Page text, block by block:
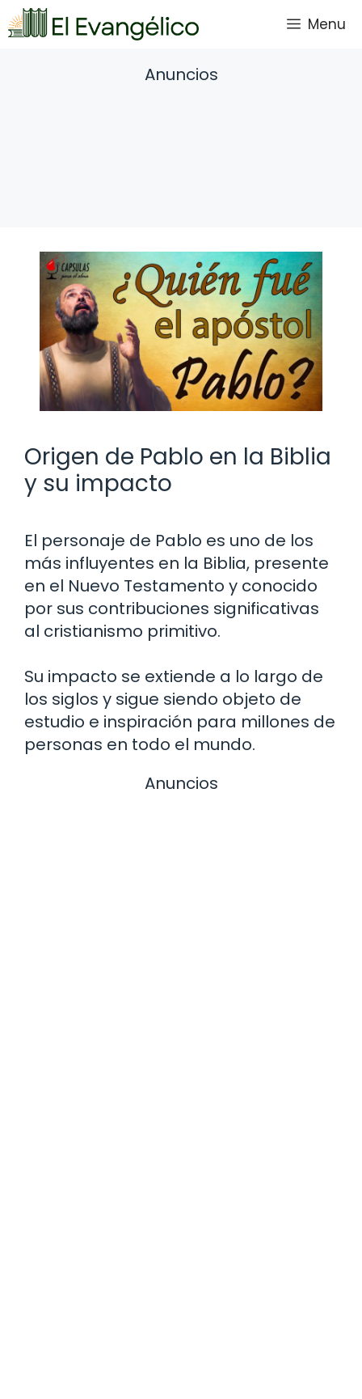
Saltar
al
Menu
Anuncios
Origen de Pablo en la Biblia
y su impacto
El personaje de Pablo es uno de los
más influyentes en la Biblia, presente
en el Nuevo Testamento y conocido
por sus contribuciones significativas
al cristianismo primitivo.
Su impacto se extiende a lo largo de
los siglos y sigue siendo objeto de
estudio e inspiración para millones de
personas en todo el mundo.
Anuncios